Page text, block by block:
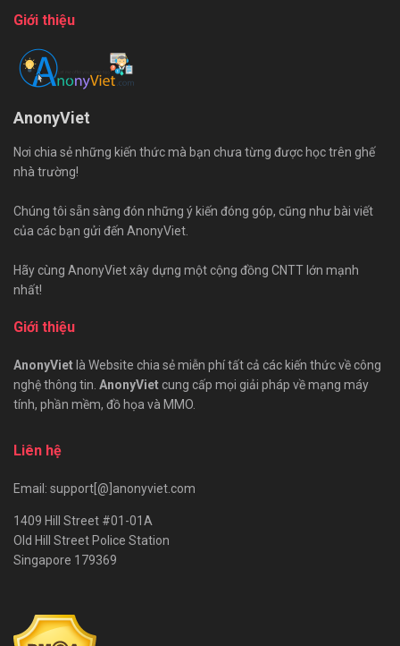
Giới thiệu
AnonyViet
Nơi chia sẻ những kiến thức mà bạn chưa từng được học trên ghế
nhà trường!
Chúng tôi sẵn sàng đón những ý kiến đóng góp, cũng như bài viết
của các bạn gửi đến AnonyViet.
Hãy cùng AnonyViet xây dựng một cộng đồng CNTT lớn mạnh
nhất!
Giới thiệu
AnonyViet là Website chia sẻ miễn phí tất cả các kiến thức về công
nghệ thông tin. AnonyViet cung cấp mọi giải pháp về mạng máy
tính, phần mềm, đồ họa và MMO.
Liên hệ
Email: support[@]anonyviet.com
1409 Hill Street #01-01A
Old Hill Street Police Station
Singapore 179369